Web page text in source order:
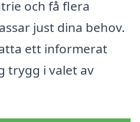
och få flera
just dina behov.
ett informerat
trygg i valet av